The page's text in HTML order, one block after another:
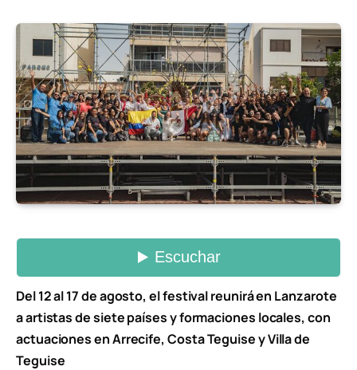
Del 12 al 17 de agosto, el festival reunirá en Lanzarote
a artistas de siete países y formaciones locales, con
actuaciones en Arrecife, Costa Teguise y Villa de
Teguise